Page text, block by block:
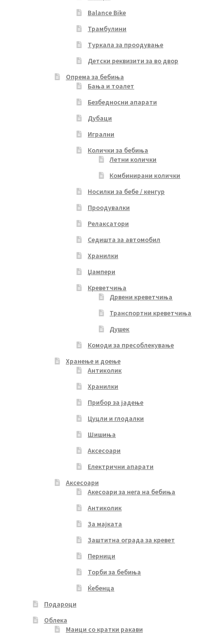
Balance Bike
Трамбулини
Туркала за проодување
Детски реквизити за во двор
Опрема за бебиња
Бања и тоалет
Безбедносни апарати
Дубаци
Игрални
Колички за бебиња
Летни колички
Комбинирани колички
Носилки за бебе / кенгур
Проодувалки
Релаксатори
Седишта за автомобил
Хранилки
Џампери
Креветчиња
Дрвени креветчиња
Транспортни креветчиња
Душек
Комоди за пресоблекување
Хранење и доење
Антиколик
Хранилки
Прибор за јадење
Цуцли и глодалки
Шишиња
Аксесоари
Електрични апарати
Аксесоари
Акесоари за нега на бебиња
Антиколик
За мајката
Заштитна ограда за кревет
Перници
Торби за бебиња
Ќебенца
Подароци
Облека
Маици со кратки ракави